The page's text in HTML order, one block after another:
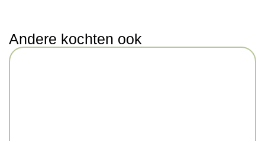
Andere kochten ook